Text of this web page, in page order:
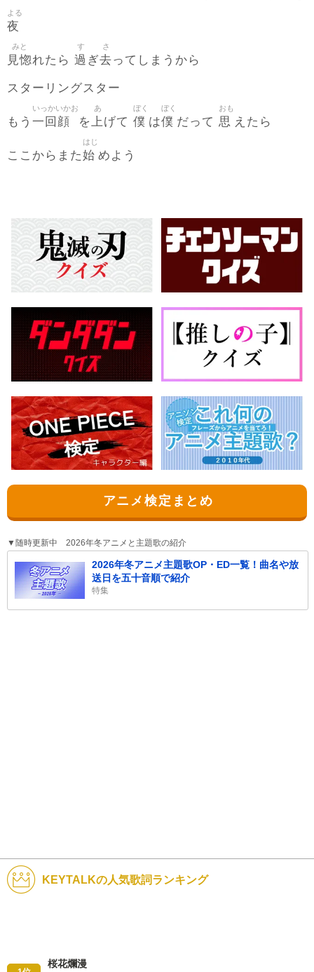
夜
よる
見惚
みと
れたら 過
す
ぎ去
さ
ってしまうから
スターリングスター
もう 一回顔
いっかいかお
を 上
あ
げて 僕
ぼく
は僕
ぼく
だって 思
おも
えたら
ここからまた始
はじ
めよう
アニメ検定まとめ
▼随時更新中 2026年冬アニメと主題歌の紹介
2026年冬アニメ主題歌OP・ED一覧！曲名や放
送日を五十音順で紹介
特集
KEYTALKの人気歌詞ランキング
桜花爛漫